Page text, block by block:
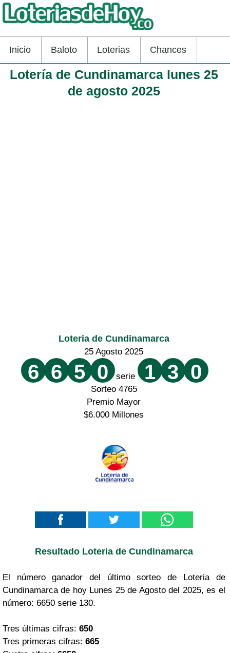
Inicio Baloto Loterias Chances
Lotería de Cundinamarca lunes 25
de agosto 2025
Loteria de Cundinamarca
25 Agosto 2025
6 6 5 0 serie 1 3 0
Sorteo 4765
Premio Mayor
$6.000 Millones
Resultado Loteria de Cundinamarca
El número ganador del último sorteo de Loteria de
Cundinamarca de hoy Lunes 25 de Agosto del 2025, es el
número: 6650 serie 130.
Tres últimas cifras: 650
Tres primeras cifras: 665